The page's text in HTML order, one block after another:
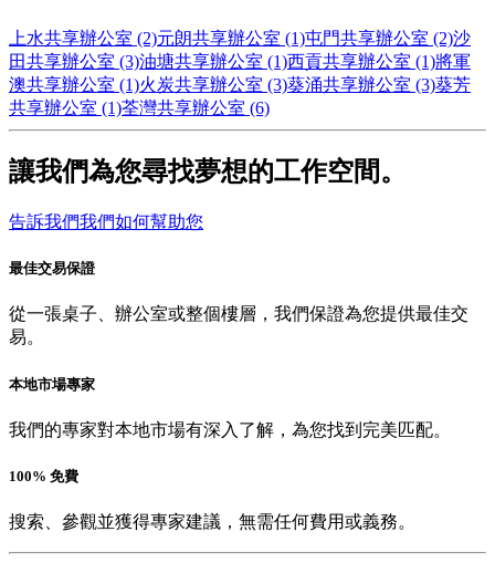
上水共享辦公室 (2)元朗共享辦公室 (1)屯門共享辦公室 (2)沙
田共享辦公室 (3)油塘共享辦公室 (1)西貢共享辦公室 (1)將軍
澳共享辦公室 (1)火炭共享辦公室 (3)葵涌共享辦公室 (3)葵芳
共享辦公室 (1)荃灣共享辦公室 (6)
讓我們為您尋找夢想的工作空間。
告訴我們我們如何幫助您
最佳交易保證
從一張桌子、辦公室或整個樓層，我們保證為您提供最佳交
易。
本地市場專家
我們的專家對本地市場有深入了解，為您找到完美匹配。
100% 免費
搜索、參觀並獲得專家建議，無需任何費用或義務。